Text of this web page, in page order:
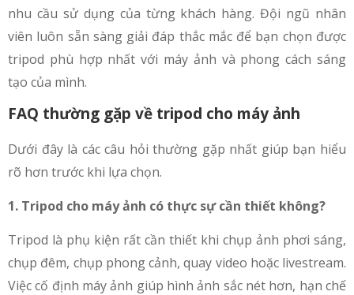
nhu cầu sử dụng của từng khách hàng. Đội ngũ nhân
viên luôn sẵn sàng giải đáp thắc mắc để bạn chọn được
tripod phù hợp nhất với máy ảnh và phong cách sáng
tạo của mình.
FAQ thường gặp về tripod cho máy ảnh
Dưới đây là các câu hỏi thường gặp nhất giúp bạn hiểu
rõ hơn trước khi lựa chọn.
1. Tripod cho máy ảnh có thực sự cần thiết không?
Tripod là phụ kiện rất cần thiết khi chụp ảnh phơi sáng,
chụp đêm, chụp phong cảnh, quay video hoặc livestream.
Việc cố định máy ảnh giúp hình ảnh sắc nét hơn, hạn chế